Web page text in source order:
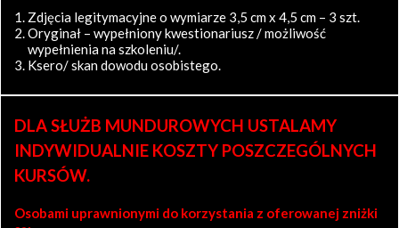
Zdjęcia legitymacyjne o wymiarze 3,5 cm x 4,5 cm – 3 szt.
Oryginał – wypełniony kwestionariusz / możliwość
wypełnienia na szkoleniu/.
Ksero/ skan dowodu osobistego.
DLA SŁUŻB MUNDUROWYCH USTALAMY
INDYWIDUALNIE KOSZTY POSZCZEGÓLNYCH
KURSÓW.
Osobami uprawnionymi do korzystania z oferowanej zniżki